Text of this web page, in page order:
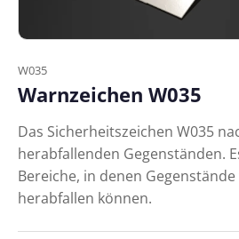
W035
Warnzeichen W035
Das Sicherheitszeichen W035
herabfallenden Gegenständen.
Bereiche, in denen
herabfallen können.